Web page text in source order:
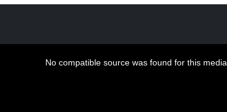
No compatible source was found for this media.